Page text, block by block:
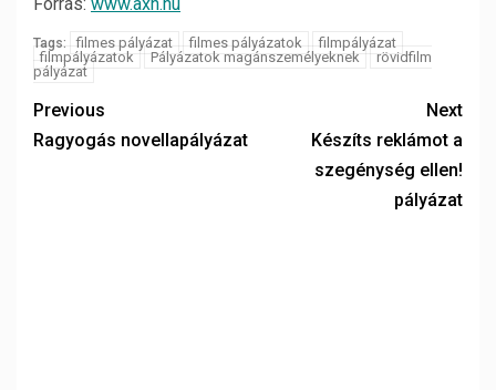
Tags: filmes pályázat filmes pályázatok
filmpályázat
filmpályázatok
Pályázatok magánszemélyeknek
rövidfilm
pályázat
Previous
Ragyogás novellapályázat
Next
Készíts reklámot a
szegénység ellen!
pályázat